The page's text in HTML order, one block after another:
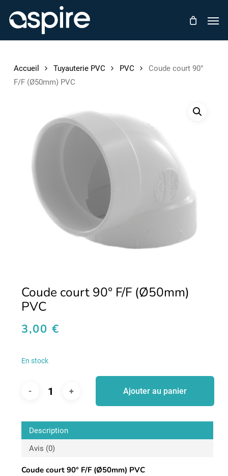
main
Accueil Tuyauterie PVC PVC
Coude court 90°
F/F (Ø50mm) PVC
Coude court 90° F/F (Ø50mm)
PVC
3,00 €
En stock
Ajouter au panier
Description
Avis (0)
Coude court 90° F/F (Ø50mm) PVC